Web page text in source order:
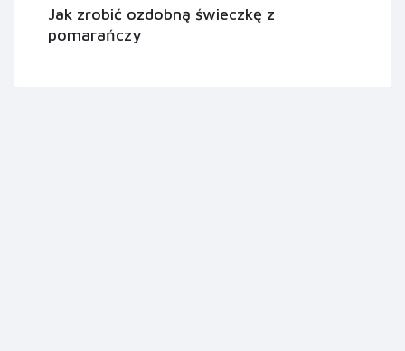
Jak zrobić ozdobną świeczkę z
pomarańczy